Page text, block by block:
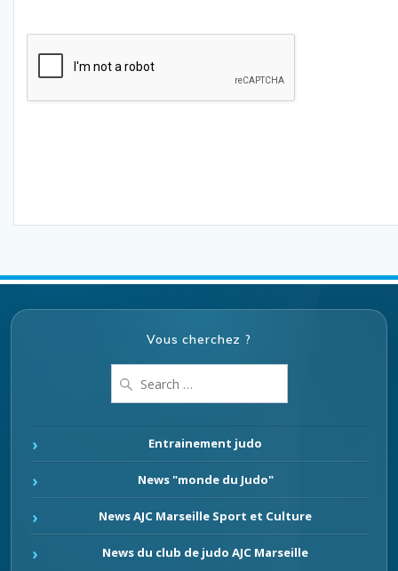
Vous cherchez ?
for:
Entrainement judo
News "monde du Judo"
News AJC Marseille Sport et Culture
News du club de judo AJC Marseille